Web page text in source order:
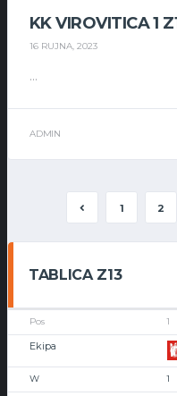
KK VIROVITICA 1
16 RUJNA, 2023
...
ADMIN
1 2
TABLICA Z13
1
1